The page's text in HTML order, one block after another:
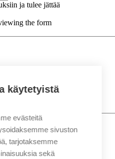
ja tulee jättää
the form
Etunimi
Sukunimi
käytetyistä
evästeitä
sivuston
tarjotaksemme
sekä